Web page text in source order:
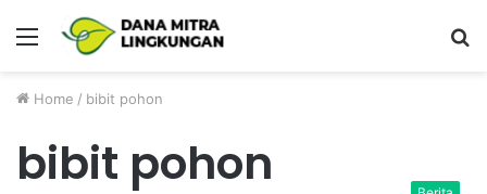
Menu
Home / bibit pohon
bibit pohon